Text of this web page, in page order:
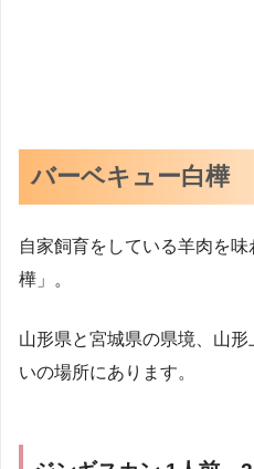
バーベキュー白樺
自家飼育をしている羊肉を
樺」。
山形県と宮城県の県境、山
いの場所にあります。